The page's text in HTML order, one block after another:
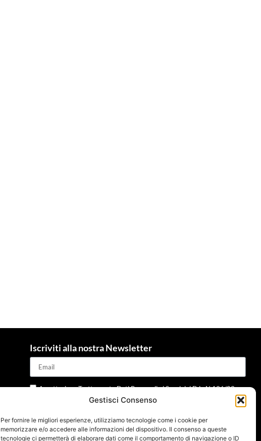
Gestisci Consenso
Per fornire le migliori esperienze, utilizziamo tecnologie come i cookie per
memorizzare e/o accedere alle informazioni del dispositivo. Il consenso a queste
tecnologie ci permetterà di elaborare dati come il comportamento di navigazione o ID
Iscriviti alla nostra Newsletter
Accettazione Trattamento Dati Personali ai Sensi del D.L. N.196/03 e
Gdpr 679/2016 e della normativa applicabile
Invia